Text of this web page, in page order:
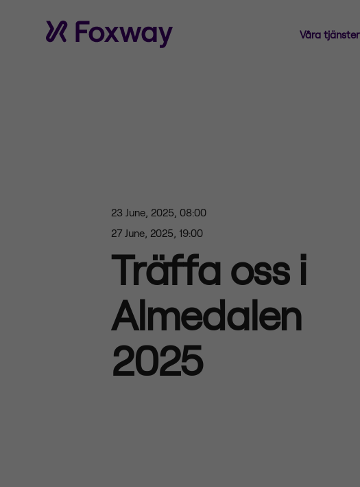
Våra tjänster
23 June, 2025, 08:00
27 June, 2025, 19:00
Träffa oss i
Almedalen
2025